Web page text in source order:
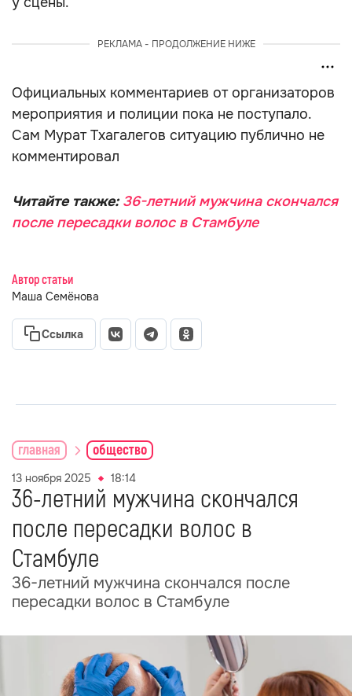
РЕКЛАМА - ПРОДОЛЖЕНИЕ НИЖЕ
Официальных комментариев от организаторов
мероприятия и полиции пока не поступало.
Сам Мурат Тхагалегов ситуацию публично не
комментировал
Читайте также: 36-летний мужчина скончался
после пересадки волос в Стамбуле
Автор статьи
Маша Семёнова
Ссылка
главная общество
13 ноября 2025 18:14
36-летний мужчина скончался
после пересадки волос в
Стамбуле
36-летний мужчина скончался после
пересадки волос в Стамбуле